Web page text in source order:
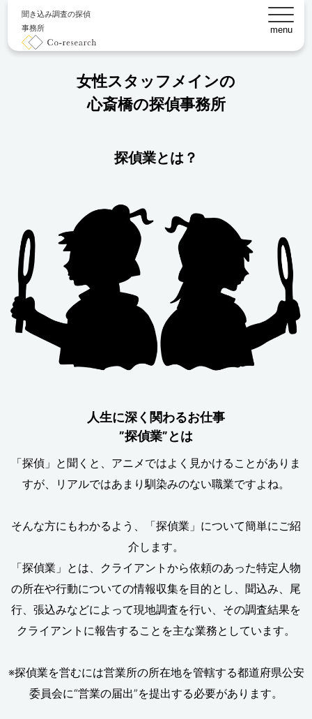
聞き込み調査の探偵
事務所
menu
女性スタッフメインの
心斎橋の探偵事務所
探偵業とは？
人生に深く関わるお仕事
”探偵業”とは
「探偵」と聞くと、アニメではよく見かけることがありま
すが、リアルではあまり馴染みのない職業ですよね。
そんな方にもわかるよう、「探偵業」について簡単にご紹
介します。
「探偵業」とは、クライアントから依頼のあった特定人物
の所在や行動についての情報収集を目的とし、聞込み、尾
行、張込みなどによって現地調査を行い、その調査結果を
クライアントに報告することを主な業務としています。
※探偵業を営むには営業所の所在地を管轄する都道府県公安
委員会に“営業の届出”を提出する必要があります。